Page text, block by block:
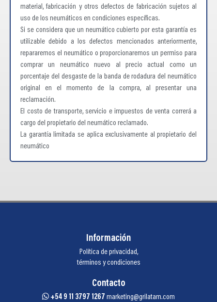
material, fabricación y otros defectos de fabricación sujetos al
uso de los neumáticos en condiciones específicas.
Si se considera que un neumático cubierto por esta garantía es
utilizable debido a los defectos mencionados anteriormente,
repararemos el neumático o proporcionaremos un permiso para
comprar un neumático nuevo al precio actual como un
porcentaje del desgaste de la banda de rodadura del neumático
original en el momento de la compra, al presentar una
reclamación.
El costo de transporte, servicio e impuestos de venta correrá a
cargo del propietario del neumático reclamado.
La garantía limitada se aplica exclusivamente al propietario del
neumático
Información
Política de privacidad,
términos y condiciones
Contacto
+54 9 11 3797 1267 marketing@grilatam.com